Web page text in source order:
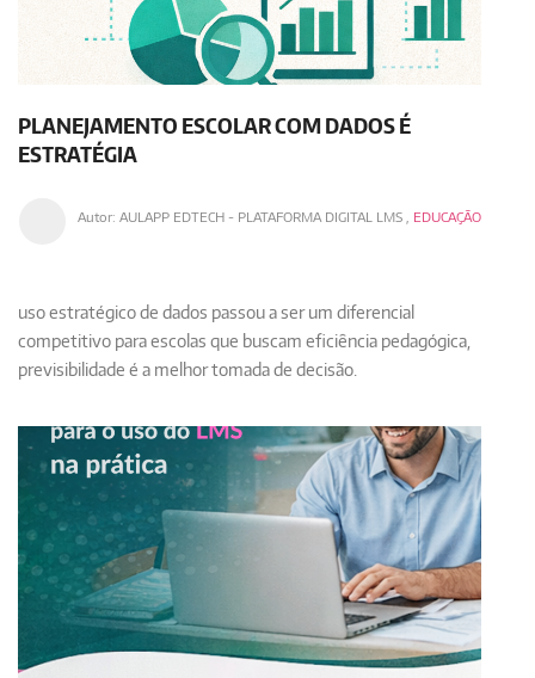
PLANEJAMENTO ESCOLAR COM DADOS É
ESTRATÉGIA
Autor: AULAPP EDTECH - PLATAFORMA DIGITAL LMS, EDUCAÇÃO
uso estratégico de dados passou a ser um diferencial
competitivo para escolas que buscam eficiência pedagógica,
previsibilidade é a melhor tomada de decisão.